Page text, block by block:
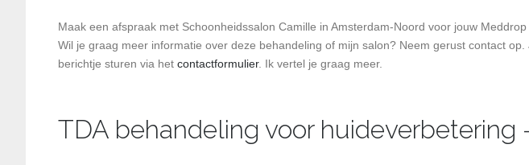
Maak een afspraak met Schoonheidssalon Camille in Amsterdam-Noord voor jouw
Wil je graag meer informatie over deze behandeling of mijn salon? Neem gerust contact
berichtje sturen via het contactformulier. Ik vertel je graag meer.
TDA behandeling voor huideverbetering